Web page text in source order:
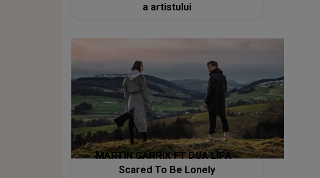
a artistului
MARTIN GARRIX FT DUA LIPA -
Scared To Be Lonely